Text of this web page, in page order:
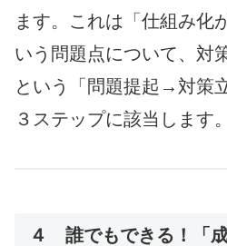
ます。これは「仕組み化
いう問題点について、対
という「問題提起→対策
３ステップに該当します。
４ 誰でもできる！「